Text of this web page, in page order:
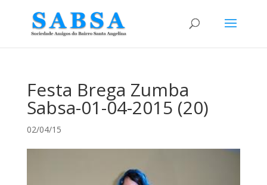
Festa Brega Zumba
Sabsa-01-04-2015 (20)
02/04/15